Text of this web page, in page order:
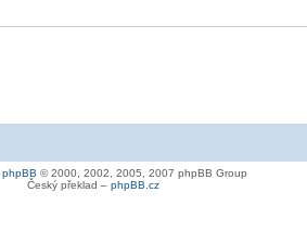
phpBB © 2000, 2002, 2005, 2007 phpBB Group
Český překlad – phpBB.cz